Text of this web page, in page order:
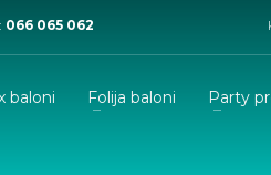
066 065 062
baloni Folija baloni Party